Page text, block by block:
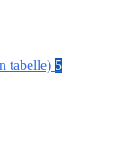
tabelle) 5